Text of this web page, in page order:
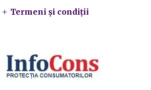
Termeni și condiții